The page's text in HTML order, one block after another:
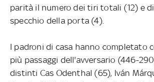
parità il numero dei tiri totali (12) e
specchio della porta (4).
I padroni di casa hanno completato
più passaggi dell'avversario (446-
distinti Cas Odenthal (65), Iván